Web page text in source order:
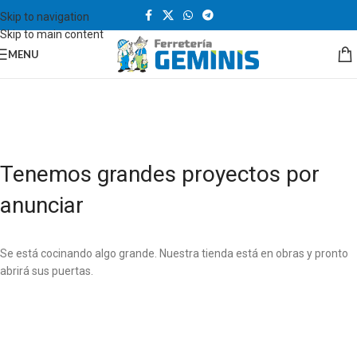
Skip to navigation
Skip to main content
MENU
Tenemos grandes proyectos por
anunciar
Se está cocinando algo grande. Nuestra tienda está en obras y pronto
abrirá sus puertas.